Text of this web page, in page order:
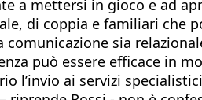
mettersi in gioco e ad
di coppia e familiari che
sia
può essere efficace in
l’invio ai servizi